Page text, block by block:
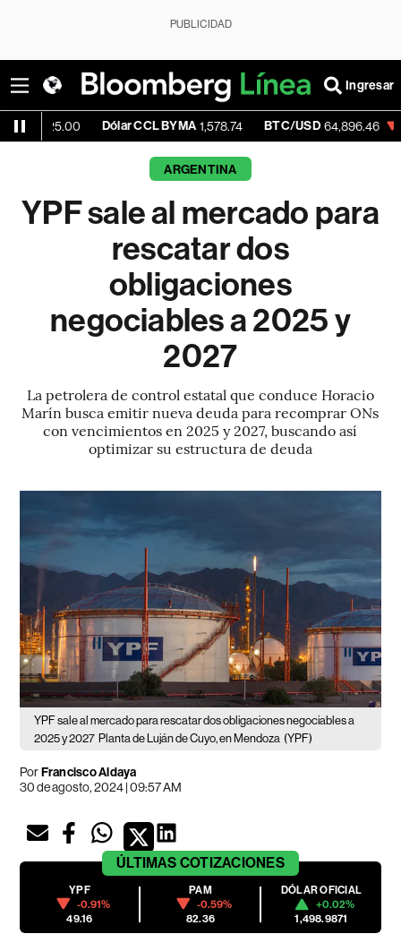
PUBLICIDAD
Ingresar
Dólar CCL BYMA 1,578.74 BTC/USD 64,896.46 -0.06%
ARGENTINA
YPF sale al mercado para
rescatar dos
obligaciones
negociables a 2025 y
2027
La petrolera de control estatal que conduce Horacio
Marín busca emitir nueva deuda para recomprar ONs
con vencimientos en 2025 y 2027, buscando así
optimizar su estructura de deuda
YPF sale al mercado para rescatar dos obligaciones negociables a
2025 y 2027 Planta de Luján de Cuyo, en Mendoza (YPF)
PorFrancisco Aldaya
30 de agosto, 2024 | 09:57 AM
ÚLTIMAS COTIZACIONES
YPF
-0.91%
49.16
PAM
-0.59%
82.36
DÓLAR OFICIAL
+0.02%
1,498.9871